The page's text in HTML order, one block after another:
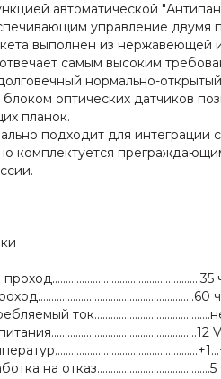
автоматической
управление двумя
выполнен из нержавеющей
самым высоким
нормально-
оптических датчиков
планок.
подходит для
комплектуется
V
на